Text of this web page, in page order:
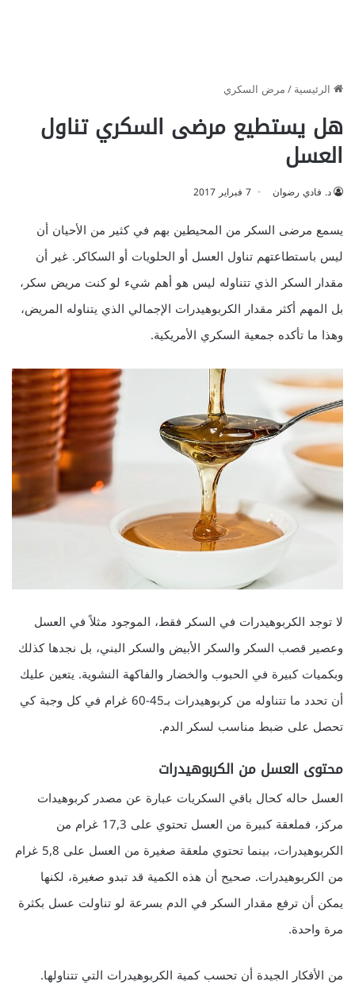
الرئيسية/مرض السكري
هل يستطيع مرضى السكري تناول
العسل
د. فادي رضوان 7 فبراير 2017
يسمع مرضى السكر من المحيطين بهم في كثير من الأحيان أن
ليس باستطاعتهم تناول العسل أو الحلويات أو السكاكر. غير أن
مقدار السكر الذي تتناوله ليس هو أهم شيء لو كنت مريض سكر،
بل المهم أكثر مقدار الكربوهيدرات الإجمالي الذي يتناوله المريض،
وهذا ما تأكده جمعية السكري الأمريكية.
لا توجد الكربوهيدرات في السكر فقط، الموجود مثلاً في العسل
وعصير قصب السكر والسكر الأبيض والسكر البني، بل نجدها كذلك
وبكميات كبيرة في الحبوب والخضار والفاكهة النشوية. يتعين عليك
أن تحدد ما تتناوله من كربوهيدرات بـ45-60 غرام في كل وجبة كي
تحصل على ضبط مناسب لسكر الدم.
محتوى العسل من الكربوهيدرات
العسل حاله كحال باقي السكريات عبارة عن مصدر كربوهيدات
مركز، فملعقة كبيرة من العسل تحتوي على 17,3 غرام من
الكربوهيدرات، بينما تحتوي ملعقة صغيرة من العسل على 5,8 غرام
من الكربوهيدرات. صحيح أن هذه الكمية قد تبدو صغيرة، لكنها
يمكن أن ترفع مقدار السكر في الدم بسرعة لو تناولت عسل بكثرة
مرة واحدة.
من الأفكار الجيدة أن تحسب كمية الكربوهيدرات التي تتناولها.